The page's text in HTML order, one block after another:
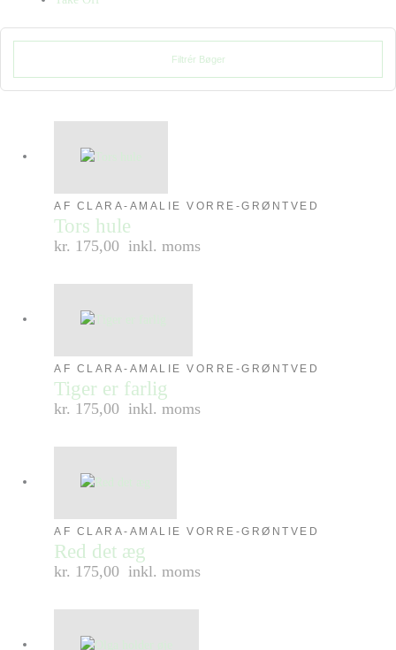
Filtrér Bøger
AF CLARA-AMALIE VORRE-GRØNTVED
Tors hule
kr. 175,00 inkl. moms
AF CLARA-AMALIE VORRE-GRØNTVED
Tiger er farlig
kr. 175,00 inkl. moms
AF CLARA-AMALIE VORRE-GRØNTVED
Red det æg
kr. 175,00 inkl. moms